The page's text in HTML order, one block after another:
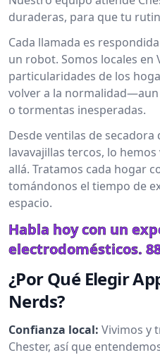
duraderas, para que tu
Cada llamada es
un robot. Somos locales
particularidades de los
volver a la
o tormentas inesperadas.
Desde ventilas de secadora
lavavajillas tercos, lo
allá. Tratamos cada hogar
tomándonos el tiempo de
espacio.
Habla hoy con un
electrodomésticos.
¿Por Qué Elegir
Nerds?
Confianza local: Vivimos y
Chester, así que